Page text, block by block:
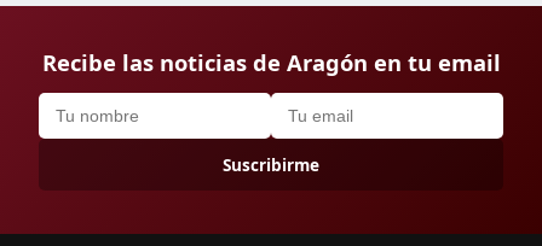
Recibe las noticias de Aragón en tu email
Suscribirme